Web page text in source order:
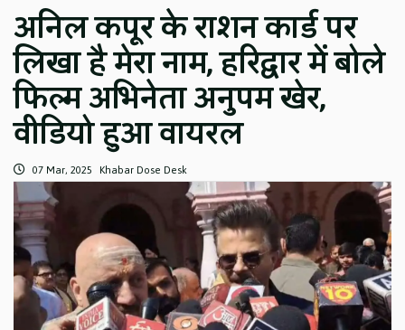
अनिल कपूर के राशन कार्ड पर
लिखा है मेरा नाम, हरिद्वार में बोले
फिल्म अभिनेता अनुपम खेर,
वीडियो हुआ वायरल
07 Mar, 2025 Khabar Dose Desk